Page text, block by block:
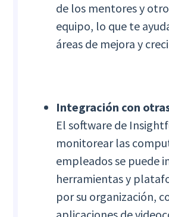
de los mentores y
equipo, lo que te
áreas de mejora y
Integración con
El software de
monitorear las
empleados se puede
herramientas y
por su organización,